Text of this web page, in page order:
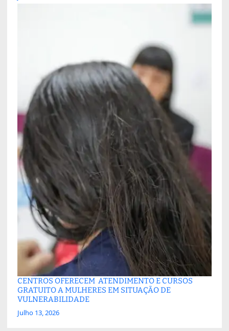
CENTROS OFERECEM ATENDIMENTO E CURSOS
GRATUITO A MULHERES EM SITUAÇÃO DE
VULNERABILIDADE
Julho 13, 2026